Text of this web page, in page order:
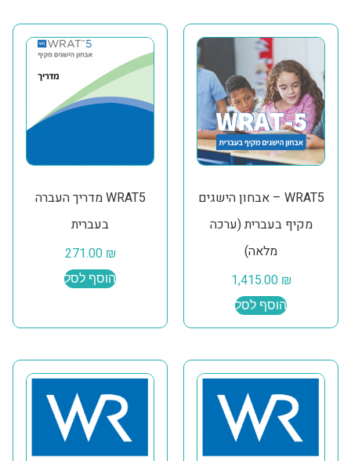
WRAT5 – אבחון הישגים
מקיף בעברית (ערכה
מלאה)
1,415.00 ₪
הוסף לסל
WRAT5 מדריך העברה
בעברית
271.00 ₪
הוסף לסל